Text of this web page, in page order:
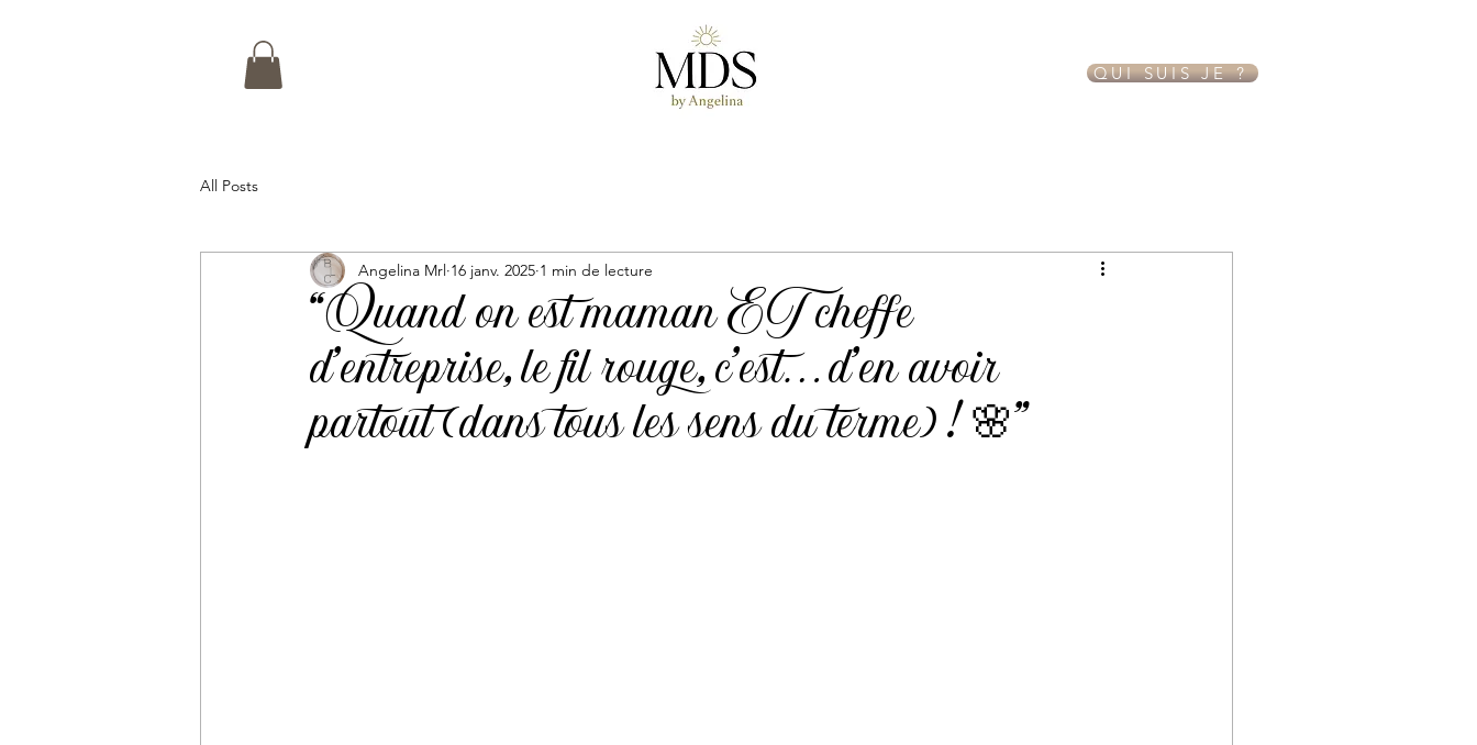
QUI SUIS JE ?
All Posts
“Quand on est maman ET cheffe
d’entreprise, le fil rouge, c’est… d’en avoir
partout (dans tous les sens du terme) ! 🌸”
Angelina Mrl 16 janv. 2025 1 min de lecture